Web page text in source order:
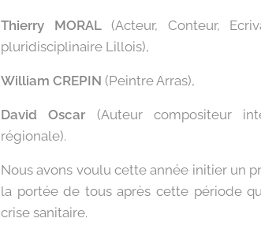
Thierry MORAL(Acteur, Conteur,
pluridisciplinaire Lillois),
William CREPIN (Peintre Arras),
David Oscar (Auteur compositeur
régionale).
Nous avons voulu cette année initier un
la portée de tous après cette période
crise sanitaire.